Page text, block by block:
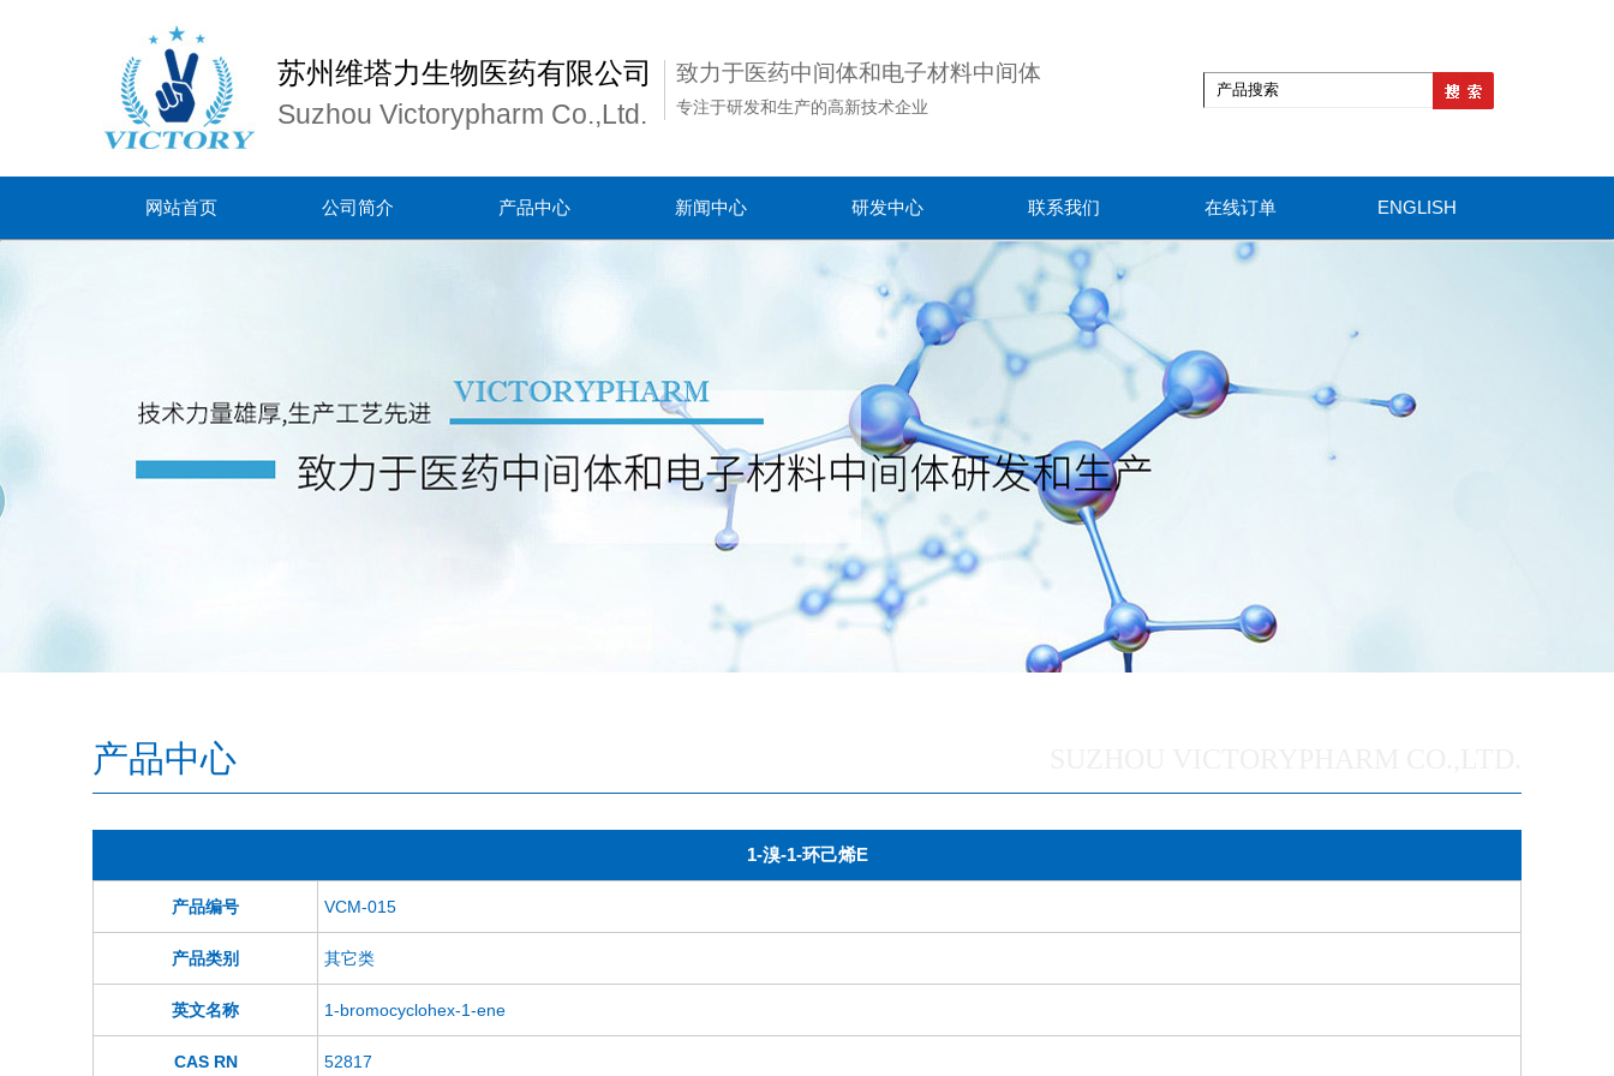
苏州维塔力生物医药有限公司
Suzhou Victorypharm Co.,Ltd.
致力于医药中间体和电子材料中间体
专注于研发和生产的高新技术企业
网站首页 公司简介 产品中心 新闻中心 研发中心 联系我们 在线订单 ENGLISH
产品中心
1-溴-1-环己烯E
产品编号 VCM-015
产品类别 其它类
英文名称 1-bromocyclohex-1-ene
CAS RN 52817